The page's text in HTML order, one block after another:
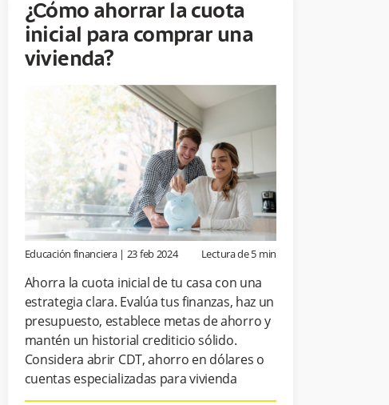
¿Cómo ahorrar la cuota
inicial para comprar una
vivienda?
Educación financiera| 23 feb 2024 Lectura de5 min
Ahorra la cuota inicial de tu casa con una
estrategia clara. Evalúa tus finanzas, haz un
presupuesto, establece metas de ahorro y
mantén un historial crediticio sólido.
Considera abrir CDT, ahorro en dólares o
cuentas especializadas para vivienda